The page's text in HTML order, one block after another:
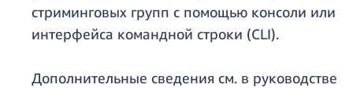
стриминговых групп с помощью консоли или
интерфейса командной строки (CLI).
Дополнительные сведения см. в руководстве